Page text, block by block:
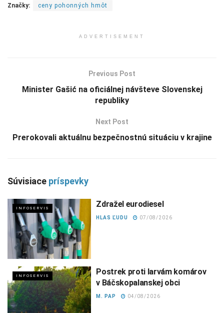
Značky: ceny pohonných hmôt
ADVERTISEMENT
Previous Post
Minister Gašić na oficiálnej návšteve Slovenskej
republiky
Next Post
Prerokovali aktuálnu bezpečnostnú situáciu v krajine
Súvisiace príspevky
INFOSERVIS Zdražel eurodiesel
HLAS ĽUDU 07/08/2026
INFOSERVIS
Postrek proti larvám komárov
v Báčskopalanskej obci
M. PAP 04/08/2026